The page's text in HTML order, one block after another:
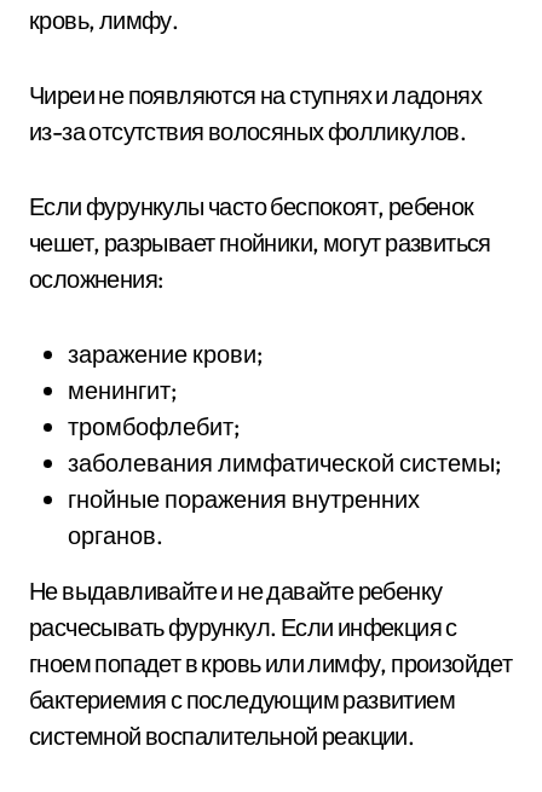
кровь, лимфу.
Чиреи не появляются на ступнях и ладонях
из-за отсутствия волосяных фолликулов.
Если фурункулы часто беспокоят, ребенок
чешет, разрывает гнойники, могут развиться
осложнения:
заражение крови;
менингит;
тромбофлебит;
заболевания лимфатической системы;
гнойные поражения внутренних
органов.
Не выдавливайте и не давайте ребенку
расчесывать фурункул. Если инфекция с
гноем попадет в кровь или лимфу, произойдет
бактериемия с последующим развитием
системной воспалительной реакции.